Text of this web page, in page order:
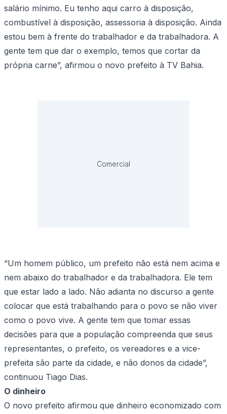
salário mínimo. Eu tenho aqui carro à disposição,
combustível à disposição, assessoria à disposição. Ainda
estou bem à frente do trabalhador e da trabalhadora. A
gente tem que dar o exemplo, temos que cortar da
própria carne”, afirmou o novo prefeito à TV Bahia.
Comercial
“Um homem público, um prefeito não está nem acima e
nem abaixo do trabalhador e da trabalhadora. Ele tem
que estar lado a lado. Não adianta no discurso a gente
colocar que está trabalhando para o povo se não viver
como o povo vive. A gente tem que tomar essas
decisões para que a população compreenda que seus
representantes, o prefeito, os vereadores e a vice-
prefeita são parte da cidade, e não donos da cidade”,
continuou Tiago Dias.
O dinheiro
O novo prefeito afirmou que dinheiro economizado com